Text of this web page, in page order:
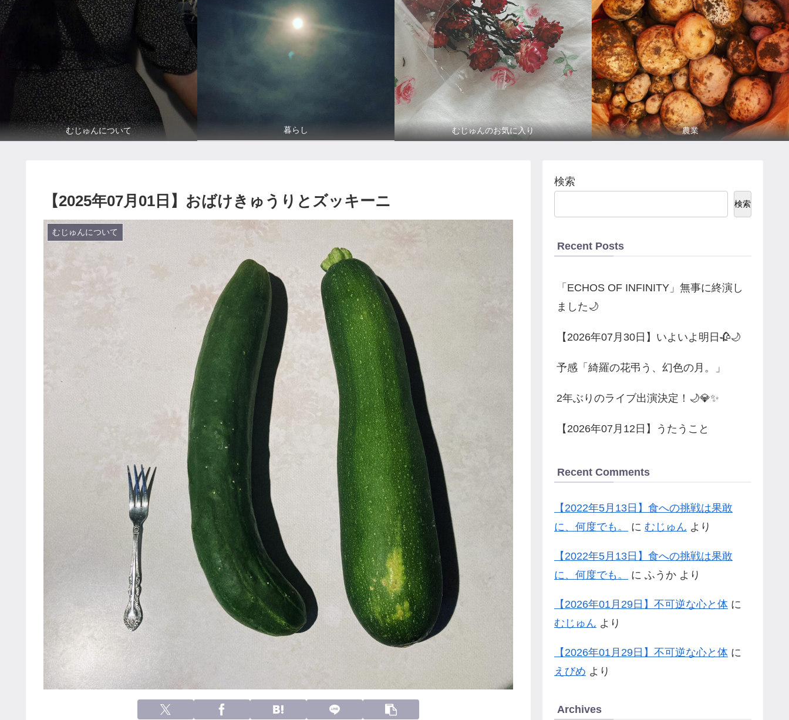
むじゅんについて 暮らし むじゅんのお気に入り 農業
【2025年07月01日】おばけきゅうりとズッキーニ
むじゅんについて
検索
検索
Recent Posts
「ECHOS OF INFINITY」無事に終演し
ました🌙
【2026年07月30日】いよいよ明日🥀🌙
予感「綺羅の花弔う、幻色の月。」
2年ぶりのライブ出演決定！🌙💎✨
【2026年07月12日】うたうこと
Recent Comments
【2022年5月13日】食への挑戦は果敢
に、何度でも。
に むじゅん より
【2022年5月13日】食への挑戦は果敢
に、何度でも。
に ふうか より
【2026年01月29日】不可逆な心と体 に
むじゅん より
【2026年01月29日】不可逆な心と体 に
えびめ より
Archives